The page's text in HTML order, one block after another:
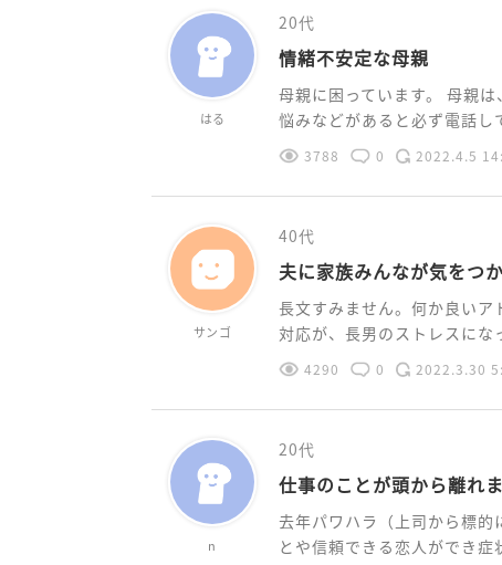
はる
20代
情緒不安定な母親
母親に困っています。 母親
悩みなどがあると必ず電話し
3788 0 2022.4.5
サンゴ
40代
夫に家族みんなが気をつ
長文すみません。何か良い
対応が、長男のストレスにな
4290 0 2022.3.30
n
20代
仕事のことが頭から離れ
去年パワハラ（上司から標的
とや信頼できる恋人ができ症